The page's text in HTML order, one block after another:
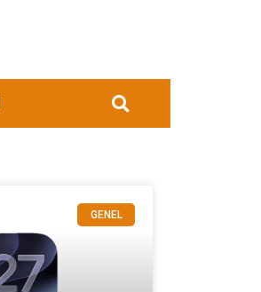
GENEL